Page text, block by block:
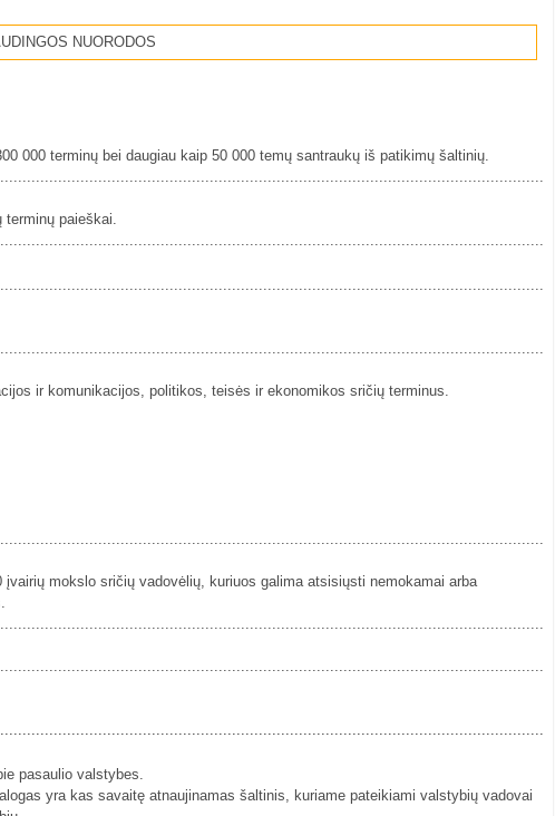
NUORODOS
000 terminų bei daugiau kaip 50 000 temų santraukų iš patikimų šaltinių.
paieškai.
ir komunikacijos, politikos, teisės ir ekonomikos sričių terminus.
mokslo sričių vadovėlių, kuriuos galima atsisiųsti nemokamai arba
pasaulio valstybes.
yra kas savaitę atnaujinamas šaltinis, kuriame pateikiami valstybių vadovai